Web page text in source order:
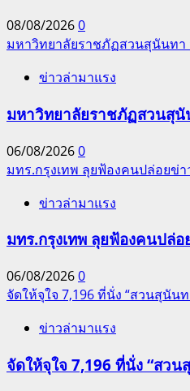
08/08/20260
มหาวิทยาลัยราชภัฏสวนสุนันทา
ข่าวล่ามาแรง
มหาวิทยาลัยราชภัฏสวนสุนั
06/08/20260
มทร.กรุงเทพ ลุยฟ้องคนปล่อยข่
ข่าวล่ามาแรง
มทร.กรุงเทพ ลุยฟ้องคนปล่
06/08/20260
จัดให้จุใจ 7,196 ที่นั่ง “สวนสุนัน
ข่าวล่ามาแรง
จัดให้จุใจ 7,196 ที่นั่ง “สว